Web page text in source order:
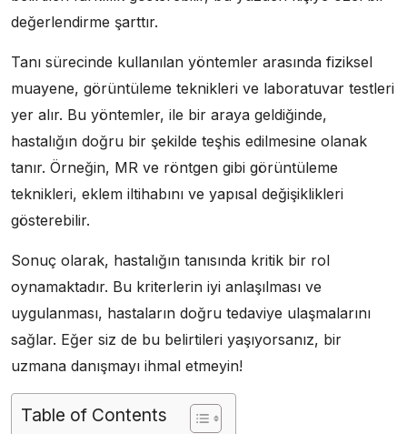
değerlendirme şarttır.
Tanı sürecinde kullanılan yöntemler arasında fiziksel
muayene, görüntüleme teknikleri ve laboratuvar testleri
yer alır. Bu yöntemler, ile bir araya geldiğinde,
hastalığın doğru bir şekilde teşhis edilmesine olanak
tanır. Örneğin, MR ve röntgen gibi görüntüleme
teknikleri, eklem iltihabını ve yapısal değişiklikleri
gösterebilir.
Sonuç olarak, hastalığın tanısında kritik bir rol
oynamaktadır. Bu kriterlerin iyi anlaşılması ve
uygulanması, hastaların doğru tedaviye ulaşmalarını
sağlar. Eğer siz de bu belirtileri yaşıyorsanız, bir
uzmana danışmayı ihmal etmeyin!
Table of Contents